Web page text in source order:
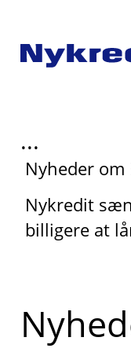
...
Nyheder
Nykredit
billigere at